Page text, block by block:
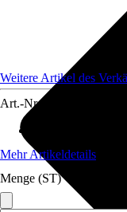
Weitere Artikel des
Art.-Nr.
Mehr Artikeldetails
Menge (ST)